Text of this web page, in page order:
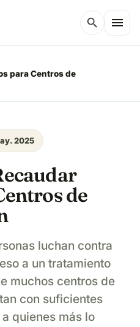
search menu
para Centros de
2025
de
luchan contra
a un tratamiento
muchos centros de
con suficientes
quienes más lo